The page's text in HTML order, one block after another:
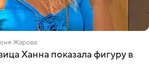
Жарова
Ханна показала фигуру в